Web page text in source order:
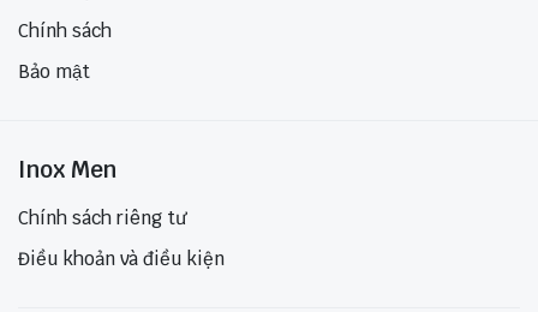
Chính sách
Bảo mật
Inox Men
Chính sách riêng tư
Điều khoản và điều kiện